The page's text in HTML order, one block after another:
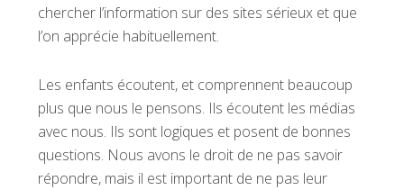
chercher l’information sur des sites sérieux et que
l’on apprécie habituellement.
Les enfants écoutent, et comprennent beaucoup
plus que nous le pensons. Ils écoutent les médias
avec nous. Ils sont logiques et posent de bonnes
questions. Nous avons le droit de ne pas savoir
répondre, mais il est important de ne pas leur